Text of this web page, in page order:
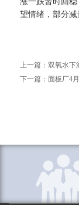
望情绪，部分减
上一篇： 双氧水下
下一篇： 面板厂4